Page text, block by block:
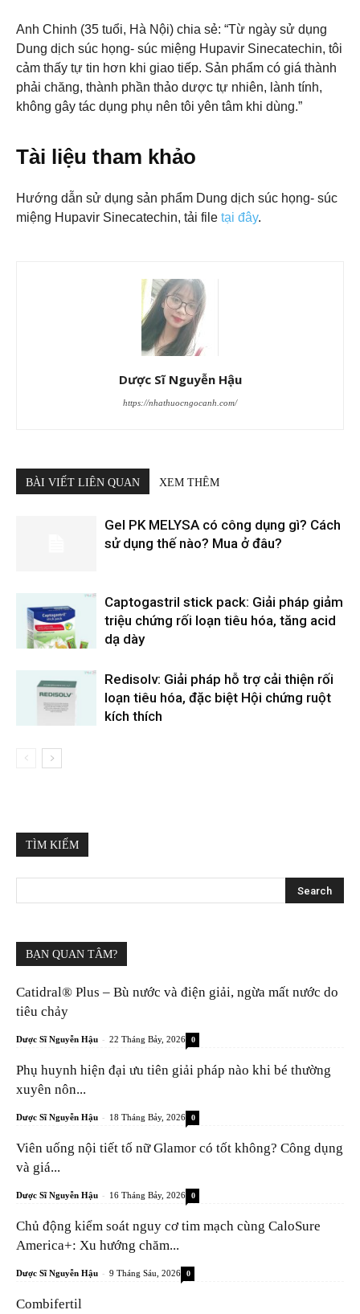
Anh Chinh (35 tuổi, Hà Nội) chia sẻ: “Từ ngày sử dụng
Dung dịch súc họng- súc miệng Hupavir Sinecatechin, tôi
cảm thấy tự tin hơn khi giao tiếp. Sản phẩm có giá thành
phải chăng, thành phần thảo dược tự nhiên, lành tính,
không gây tác dụng phụ nên tôi yên tâm khi dùng.”
Tài liệu tham khảo
Hướng dẫn sử dụng sản phẩm Dung dịch súc họng- súc
miệng Hupavir Sinecatechin, tải file tại đây.
Dược Sĩ Nguyễn Hậu
https://nhathuocngocanh.com/
BÀI VIẾT LIÊN QUAN XEM THÊM
Gel PK MELYSA có công dụng gì? Cách
sử dụng thế nào? Mua ở đâu?
Captogastril stick pack: Giải pháp giảm
triệu chứng rối loạn tiêu hóa, tăng acid
dạ dày
Redisolv: Giải pháp hỗ trợ cải thiện rối
loạn tiêu hóa, đặc biệt Hội chứng ruột
kích thích
TÌM KIẾM
BẠN QUAN TÂM?
Catidral® Plus – Bù nước và điện giải, ngừa mất nước do
tiêu chảy
Dược Sĩ Nguyễn Hậu - 22 Tháng Bảy, 2026 0
Phụ huynh hiện đại ưu tiên giải pháp nào khi bé thường
xuyên nôn...
Dược Sĩ Nguyễn Hậu - 18 Tháng Bảy, 2026 0
Viên uống nội tiết tố nữ Glamor có tốt không? Công dụng
và giá...
Dược Sĩ Nguyễn Hậu - 16 Tháng Bảy, 2026 0
Chủ động kiểm soát nguy cơ tim mạch cùng CaloSure
America+: Xu hướng chăm...
Dược Sĩ Nguyễn Hậu - 9 Tháng Sáu, 2026 0
Combifertil